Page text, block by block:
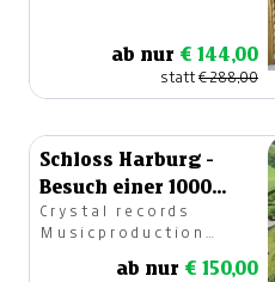
ab nur € 144,00
statt€ 288,00
Schloss Harburg -
Besuch einer 1000
jährigen Burg in
Bayern
Crystal records
Musicproduction
ab nur € 150,00